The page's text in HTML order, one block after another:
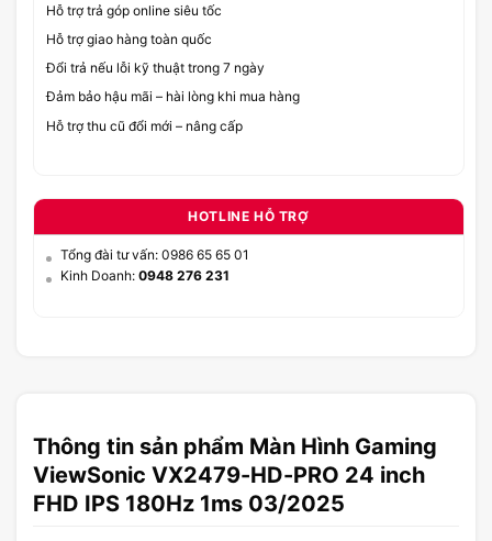
Hỗ trợ trả góp online siêu tốc
Hỗ trợ giao hàng toàn quốc
Đổi trả nếu lỗi kỹ thuật trong 7 ngày
Đảm bảo hậu mãi – hài lòng khi mua hàng
Hỗ trợ thu cũ đổi mới – nâng cấp
HOTLINE HỖ TRỢ
Tổng đài tư vấn: 0986 65 65 01
Kinh Doanh: 0948 276 231
Thông tin sản phẩm Màn Hình Gaming
ViewSonic VX2479-HD-PRO 24 inch
FHD IPS 180Hz 1ms 03/2025